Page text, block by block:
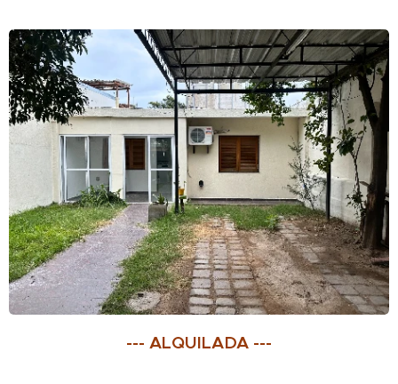
--- ALQUILADA ---